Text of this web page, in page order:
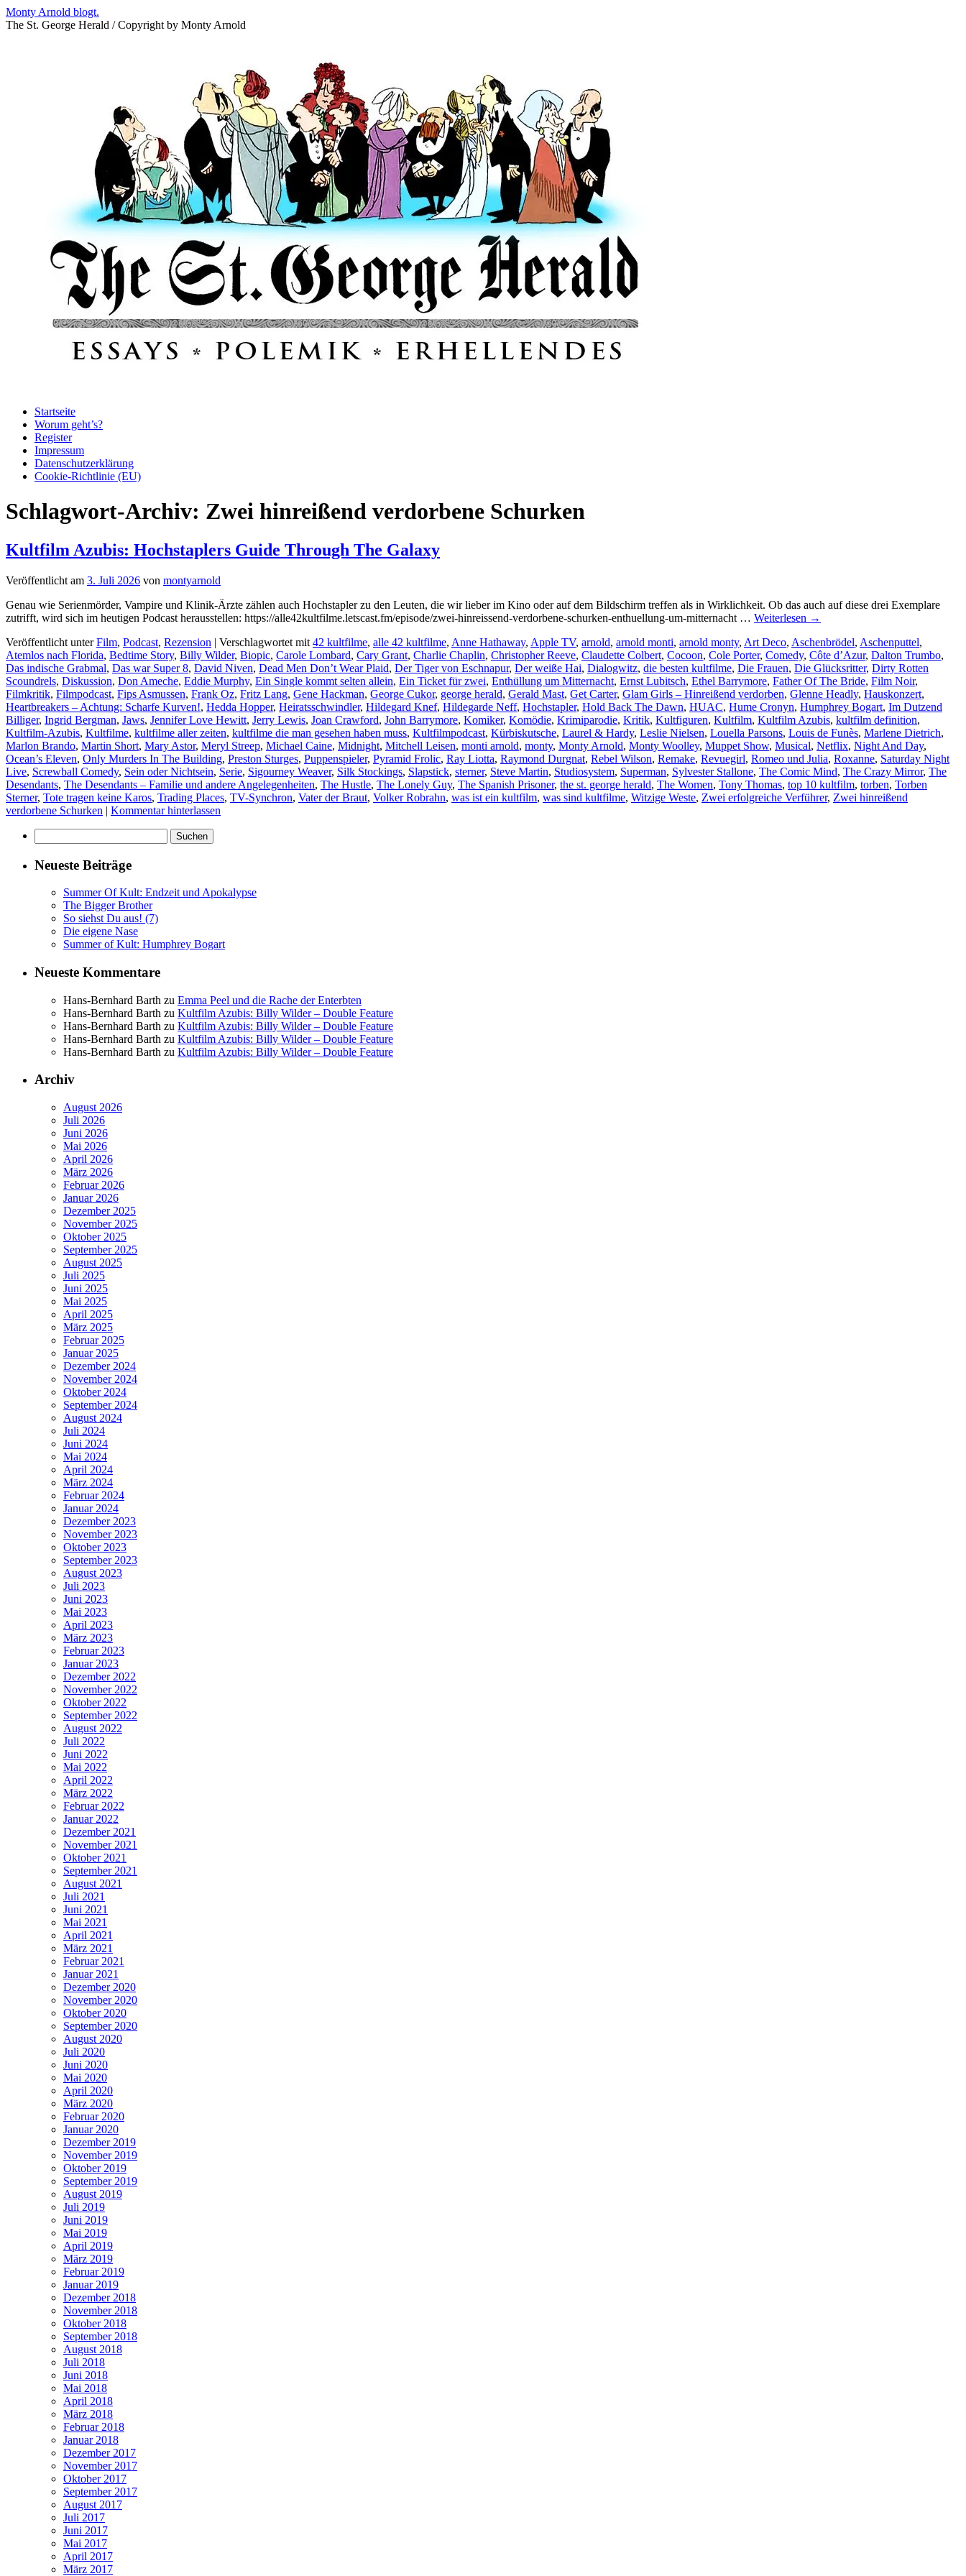
Zum
Inhalt
Monty Arnold blogt.
The St. George Herald / Copyright by Monty Arnold
Startseite
Worum geht’s?
Register
Impressum
Datenschutz­erklärung
Cookie-Richtlinie (EU)
Schlagwort-Archiv: Zwei hinreißend verdorbene Schurken
Kultfilm Azubis: Hochstaplers Guide Through The Galaxy
Veröffentlicht am 3. Juli 2026 von montyarnold
Genau wie Serienmörder, Vampire und Klinik-Ärzte zählen auch Hochstapler zu den Leuten, die wir lieber im Kino oder auf dem Bildschirm treffen als in Wirklichkeit. Ob das auch auf diese drei Exemplare
zutrifft, wird sich im heutigen Podcast herausstellen: https://alle42kultfilme.letscast.fm/episode/zwei-hinreissend-verdorbene-schurken-enthuellung-um-mitternacht … Weiterlesen →
Veröffentlicht unter Film, Podcast, Rezension | Verschlagwortet mit 42 kultfilme, alle 42 kultfilme, Anne Hathaway, Apple TV, arnold, arnold monti, arnold monty, Art Deco, Aschenbrödel, Aschenputtel,
Atemlos nach Florida, Bedtime Story, Billy Wilder, Biopic, Carole Lombard, Cary Grant, Charlie Chaplin, Christopher Reeve, Claudette Colbert, Cocoon, Cole Porter, Comedy, Côte d’Azur, Dalton Trumbo,
Das indische Grabmal, Das war Super 8, David Niven, Dead Men Don’t Wear Plaid, Der Tiger von Eschnapur, Der weiße Hai, Dialogwitz, die besten kultfilme, Die Frauen, Die Glücksritter, Dirty Rotten
Scoundrels, Diskussion, Don Ameche, Eddie Murphy, Ein Single kommt selten allein, Ein Ticket für zwei, Enthüllung um Mitternacht, Ernst Lubitsch, Ethel Barrymore, Father Of The Bride, Film Noir,
Filmkritik, Filmpodcast, Fips Asmussen, Frank Oz, Fritz Lang, Gene Hackman, George Cukor, george herald, Gerald Mast, Get Carter, Glam Girls – Hinreißend verdorben, Glenne Headly, Hauskonzert,
Heartbreakers – Achtung: Scharfe Kurven!, Hedda Hopper, Heiratsschwindler, Hildegard Knef, Hildegarde Neff, Hochstapler, Hold Back The Dawn, HUAC, Hume Cronyn, Humphrey Bogart, Im Dutzend
Billiger, Ingrid Bergman, Jaws, Jennifer Love Hewitt, Jerry Lewis, Joan Crawford, John Barrymore, Komiker, Komödie, Krimiparodie, Kritik, Kultfiguren, Kultfilm, Kultfilm Azubis, kultfilm definition,
Kultfilm-Azubis, Kultfilme, kultfilme aller zeiten, kultfilme die man gesehen haben muss, Kultfilmpodcast, Kürbiskutsche, Laurel & Hardy, Leslie Nielsen, Louella Parsons, Louis de Funès, Marlene Dietrich,
Marlon Brando, Martin Short, Mary Astor, Meryl Streep, Michael Caine, Midnight, Mitchell Leisen, monti arnold, monty, Monty Arnold, Monty Woolley, Muppet Show, Musical, Netflix, Night And Day,
Ocean’s Eleven, Only Murders In The Building, Preston Sturges, Puppenspieler, Pyramid Frolic, Ray Liotta, Raymond Durgnat, Rebel Wilson, Remake, Revuegirl, Romeo und Julia, Roxanne, Saturday Night
Live, Screwball Comedy, Sein oder Nichtsein, Serie, Sigourney Weaver, Silk Stockings, Slapstick, sterner, Steve Martin, Studiosystem, Superman, Sylvester Stallone, The Comic Mind, The Crazy Mirror, The
Desendants, The Desendants – Familie und andere Angelegenheiten, The Hustle, The Lonely Guy, The Spanish Prisoner, the st. george herald, The Women, Tony Thomas, top 10 kultfilm, torben, Torben
Sterner, Tote tragen keine Karos, Trading Places, TV-Synchron, Vater der Braut, Volker Robrahn, was ist ein kultfilm, was sind kultfilme, Witzige Weste, Zwei erfolgreiche Verführer, Zwei hinreißend
verdorbene Schurken | Kommentar hinterlassen
nach:
Neueste Beiträge
Summer Of Kult: Endzeit und Apokalypse
The Bigger Brother
So siehst Du aus! (7)
Die eigene Nase
Summer of Kult: Humphrey Bogart
Neueste Kommentare
Hans-Bernhard Barth zu Emma Peel und die Rache der Enterbten
Hans-Bernhard Barth zu Kultfilm Azubis: Billy Wilder – Double Feature
Hans-Bernhard Barth zu Kultfilm Azubis: Billy Wilder – Double Feature
Hans-Bernhard Barth zu Kultfilm Azubis: Billy Wilder – Double Feature
Hans-Bernhard Barth zu Kultfilm Azubis: Billy Wilder – Double Feature
Archiv
August 2026
Juli 2026
Juni 2026
Mai 2026
April 2026
März 2026
Februar 2026
Januar 2026
Dezember 2025
November 2025
Oktober 2025
September 2025
August 2025
Juli 2025
Juni 2025
Mai 2025
April 2025
März 2025
Februar 2025
Januar 2025
Dezember 2024
November 2024
Oktober 2024
September 2024
August 2024
Juli 2024
Juni 2024
Mai 2024
April 2024
März 2024
Februar 2024
Januar 2024
Dezember 2023
November 2023
Oktober 2023
September 2023
August 2023
Juli 2023
Juni 2023
Mai 2023
April 2023
März 2023
Februar 2023
Januar 2023
Dezember 2022
November 2022
Oktober 2022
September 2022
August 2022
Juli 2022
Juni 2022
Mai 2022
April 2022
März 2022
Februar 2022
Januar 2022
Dezember 2021
November 2021
Oktober 2021
September 2021
August 2021
Juli 2021
Juni 2021
Mai 2021
April 2021
März 2021
Februar 2021
Januar 2021
Dezember 2020
November 2020
Oktober 2020
September 2020
August 2020
Juli 2020
Juni 2020
Mai 2020
April 2020
März 2020
Februar 2020
Januar 2020
Dezember 2019
November 2019
Oktober 2019
September 2019
August 2019
Juli 2019
Juni 2019
Mai 2019
April 2019
März 2019
Februar 2019
Januar 2019
Dezember 2018
November 2018
Oktober 2018
September 2018
August 2018
Juli 2018
Juni 2018
Mai 2018
April 2018
März 2018
Februar 2018
Januar 2018
Dezember 2017
November 2017
Oktober 2017
September 2017
August 2017
Juli 2017
Juni 2017
Mai 2017
April 2017
März 2017